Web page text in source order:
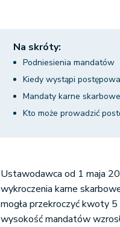
Na skróty:
Podniesienia mandatów
Kiedy wystąpi
Mandaty karne
Kto może prowadzić
Ustawodawca od 1 maja
wykroczenia karne
mogła przekroczyć kwoty
wysokość mandatów